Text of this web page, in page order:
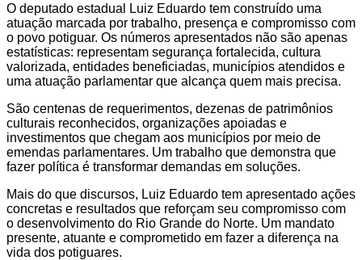
O deputado estadual Luiz Eduardo tem construído uma
atuação marcada por trabalho, presença e compromisso com
o povo potiguar. Os números apresentados não são apenas
estatísticas: representam segurança fortalecida, cultura
valorizada, entidades beneficiadas, municípios atendidos e
uma atuação parlamentar que alcança quem mais precisa.
São centenas de requerimentos, dezenas de patrimônios
culturais reconhecidos, organizações apoiadas e
investimentos que chegam aos municípios por meio de
emendas parlamentares. Um trabalho que demonstra que
fazer política é transformar demandas em soluções.
Mais do que discursos, Luiz Eduardo tem apresentado ações
concretas e resultados que reforçam seu compromisso com
o desenvolvimento do Rio Grande do Norte. Um mandato
presente, atuante e comprometido em fazer a diferença na
vida dos potiguares.